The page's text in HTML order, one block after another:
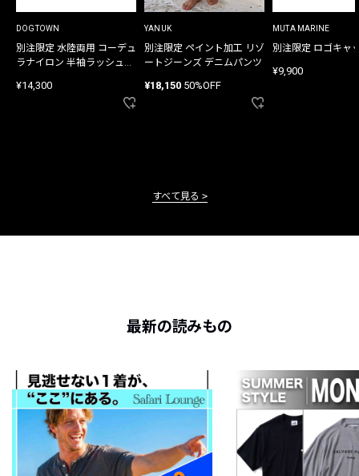
DOGTOWN
別注限定 水陸両用 コーデュ
ラナイロン 半袖ラッシュガ
¥14,300
YANUK
別注限定 ペイント加工 リゾ
ートジーンズ デニムパンツ
¥18,150 50%OFF
MUTA MARINE
別注限定 ロゴキャ
¥9,900
すべて見る
最新の読みもの